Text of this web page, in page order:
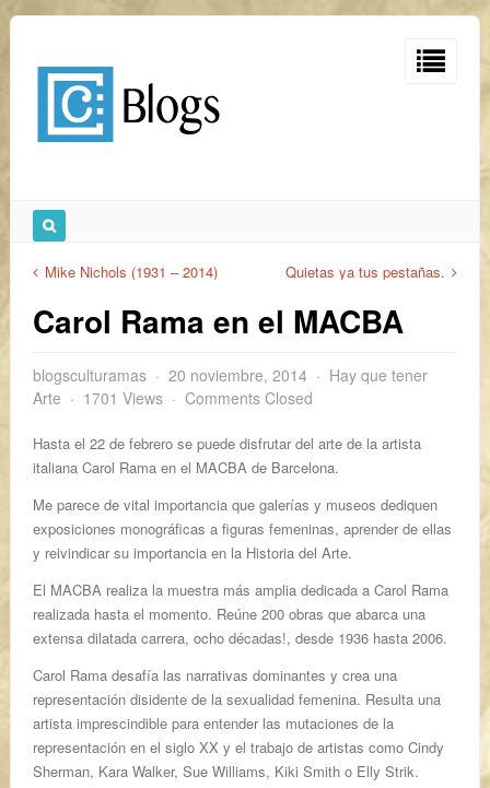
Mike Nichols (1931 – 2014) Quietas ya tus pestañas.
Carol Rama en el MACBA
blogsculturamas 20 noviembre, 2014
Hay que tener
Arte
1701 Views Comments Closed
Hasta el 22 de febrero se puede disfrutar del arte de la artista
italiana Carol Rama en el MACBA de Barcelona.
Me parece de vital importancia que galerías y museos dediquen
exposiciones monográficas a figuras femeninas, aprender de ellas
y reivindicar su importancia en la Historia del Arte.
El MACBA realiza la muestra más amplia dedicada a Carol Rama
realizada hasta el momento. Reúne 200 obras que abarca una
extensa dilatada carrera, ocho décadas!, desde 1936 hasta 2006.
Carol Rama desafía las narrativas dominantes y crea una
representación disidente de la sexualidad femenina. Resulta una
artista imprescindible para entender las mutaciones de la
representación en el siglo XX y el trabajo de artistas como Cindy
Sherman, Kara Walker, Sue Williams, Kiki Smith o Elly Strik.